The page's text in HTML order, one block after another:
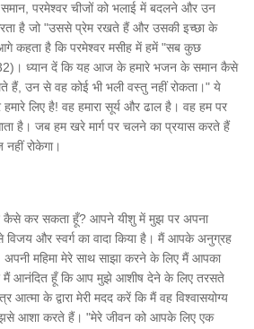
परमेश्वर चीजों को भलाई में बदलने और उन
है जो "उससे प्रेम रखते हैं और उसकी इच्छा के
कहता है कि परमेश्वर मसीह में हमें "सब कुछ
ध्यान दें कि यह आज के हमारे भजन के समान कैसे
हैं, उन से वह कोई भी भली वस्तु नहीं रोकता।" ये
हमारे लिए है! वह हमारा सूर्य और ढाल है। वह हम पर
है। जब हम खरे मार्ग पर चलने का प्रयास करते हैं
रोकेगा।
कैसे कर सकता हूँ? आपने यीशु में मुझ पर अपना
और स्वर्ग का वादा किया है। मैं आपके अनुग्रह
महिमा मेरे साथ साझा करने के लिए मैं आपका
मैं आनंदित हूँ कि आप मुझे आशीष देने के लिए तरसते
आत्मा के द्वारा मेरी मदद करें कि मैं वह विश्वासयोग्य
आशा करते हैं। "मेरे जीवन को आपके लिए एक